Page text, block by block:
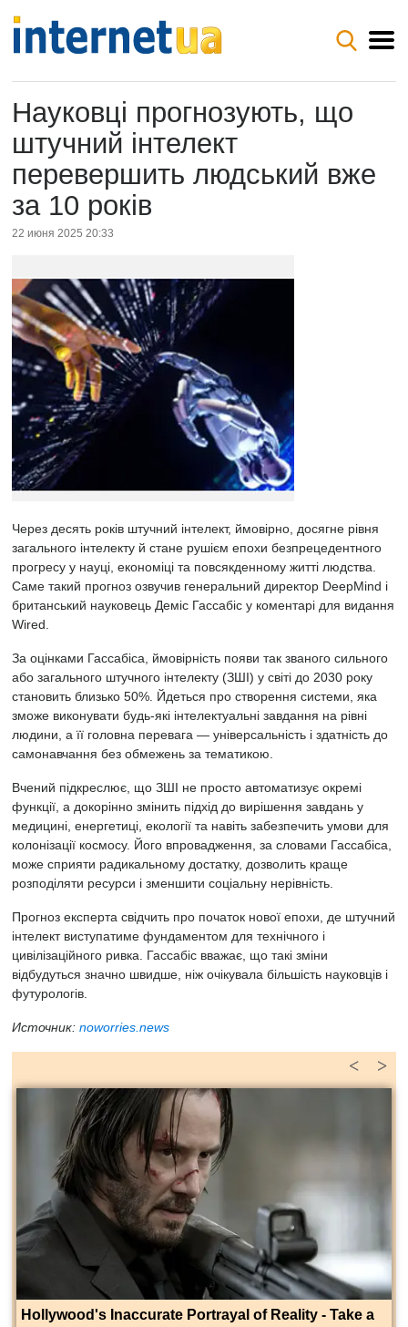
Науковці прогнозують, що
штучний інтелект
перевершить людський вже
за 10 років
22 июня 2025 20:33
Через десять років штучний інтелект, ймовірно, досягне рівня
загального інтелекту й стане рушієм епохи безпрецедентного
прогресу у науці, економіці та повсякденному житті людства.
Саме такий прогноз озвучив генеральний директор DeepMind і
британський науковець Деміс Гассабіс у коментарі для видання
Wired.
За оцінками Гассабіса, ймовірність появи так званого сильного
або загального штучного інтелекту (ЗШІ) у світі до 2030 року
становить близько 50%. Йдеться про створення системи, яка
зможе виконувати будь-які інтелектуальні завдання на рівні
людини, а її головна перевага — універсальність і здатність до
самонавчання без обмежень за тематикою.
Вчений підкреслює, що ЗШІ не просто автоматизує окремі
функції, а докорінно змінить підхід до вирішення завдань у
медицині, енергетиці, екології та навіть забезпечить умови для
колонізації космосу. Його впровадження, за словами Гассабіса,
може сприяти радикальному достатку, дозволить краще
розподіляти ресурси і зменшити соціальну нерівність.
Прогноз експерта свідчить про початок нової епохи, де штучний
інтелект виступатиме фундаментом для технічного і
цивілізаційного ривка. Гассабіс вважає, що такі зміни
відбудуться значно швидше, ніж очікувала більшість науковців і
футурологів.
Источник: noworries.news
>
<
Hollywood's Inaccurate Portrayal of Reality - Take a